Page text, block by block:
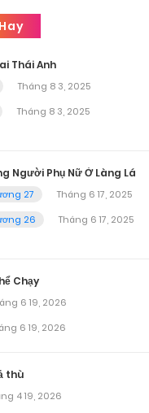
Thái Anh
Tháng 8 3, 2025
Tháng 8 3, 2025
Người Phụ Nữ Ở Làng Lá
27
Tháng 6 17, 2025
26
Tháng 6 17, 2025
Chạy
6 19, 2026
6 19, 2026
thù
4 19, 2026